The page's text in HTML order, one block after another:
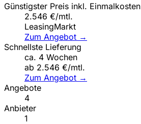
Günstigster Preis inkl. Einmalkosten
2.546 €/mtl.
LeasingMarkt
Zum Angebot →
Schnellste Lieferung
ca. 4 Wochen
ab 2.546 €/mtl.
Zum Angebot →
Angebote
4
Anbieter
1